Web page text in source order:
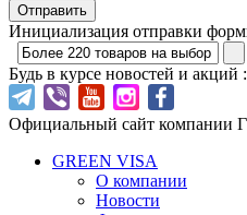
Отправить
Инициализация отправки
Будь в курсе новостей и акций :
Официальный сайт
GREEN VISA
О компании
Новости